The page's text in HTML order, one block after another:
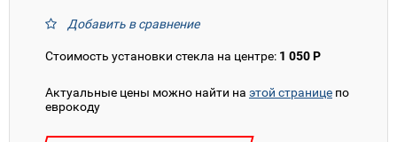
Добавить в сравнение
Стоимость установки стекла на центре: 1 050 Р
Актуальные цены можно найти на этой странице по
еврокоду